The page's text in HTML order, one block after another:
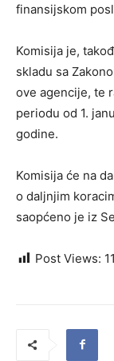
finansijskom
Komisija je,
skladu sa
ove agencije, te
periodu od 1.
godine.
Komisija će na
o daljnjim
saopćeno je iz
Post Views: